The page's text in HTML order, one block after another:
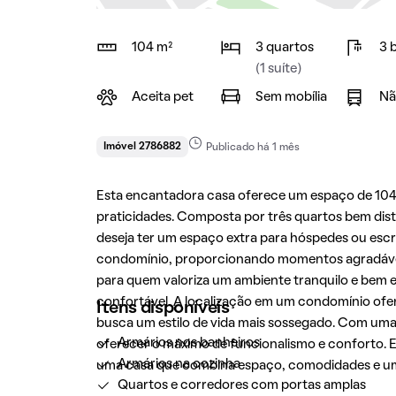
104 m²
3 quartos
(1 suíte)
3
Aceita pet Sem mobília
Imóvel 2786882 Publicado há 1 mês
Esta encantadora casa oferece um espaço de
praticidades. Composta por três quartos bem
deseja ter um espaço extra para hóspedes ou
condomínio, proporcionando momentos
para quem valoriza um ambiente tranquilo e bem
confortável. A localização em um condomínio
busca um estilo de vida mais sossegado. Com
oferecer o máximo de funcionalismo e conforto.
uma casa que combina espaço, comodidades e
Itens disponíveis
Armários nos banheiros
Armários na cozinha
Quartos e corredores com portas amplas